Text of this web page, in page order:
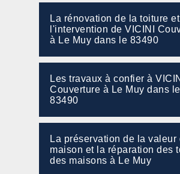
La rénovation de la toiture et
l'intervention de VICINI
à Le Muy dans le 83490
Les travaux à confier à VICINI
Couverture à Le Muy dans le
83490
La préservation de la valeur
maison et la réparation des
des maisons à Le Muy